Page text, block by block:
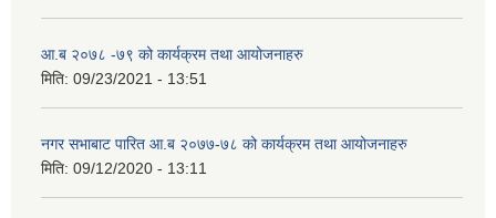
आ.ब २०७८ -७९ को कार्यक्रम तथा आयोजनाहरु
मिति: 09/23/2021 - 13:51
नगर सभाबाट पारित आ.ब २०७७-७८ को कार्यक्रम तथा आयोजनाहरु
मिति: 09/12/2020 - 13:11